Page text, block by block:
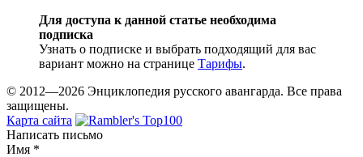
Для доступа к данной статье необходима
подписка
Узнать о подписке и выбрать подходящий для вас
вариант можно на странице Тарифы.
© 2012—2026 Энциклопедия русского авангарда. Все права
защищены.
Карта сайта
Написать письмо
Имя *